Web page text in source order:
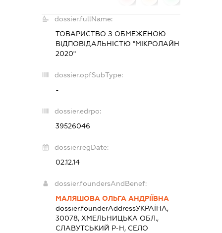
dossier.fullName:
ТОВАРИСТВО З ОБМЕЖЕНОЮ
ВІДПОВІДАЛЬНІСТЮ "МІКРОЛАЙН
2020"
dossier.opfSubType:
-
dossier.edrpo:
39526046
dossier.regDate:
02.12.14
dossier.foundersAndBenef:
МАЛЯШОВА ОЛЬГА АНДРІЇВНА
dossier.founderAddressУКРАЇНА,
30078, ХМЕЛЬНИЦЬКА ОБЛ.,
СЛАВУТСЬКИЙ Р-Н, СЕЛО